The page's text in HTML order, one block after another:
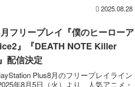
2025.08.28
フリープレイ『僕のヒーローア
』『DEATH NOTE Killer
配信決定
Plus8月のフリープレイライン
年8月5日（火）より、人気アニメ・